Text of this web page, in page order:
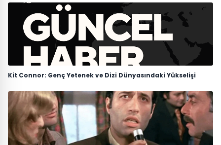
Kit Connor: Genç Yetenek ve Dizi Dünyasındaki Yükselişi